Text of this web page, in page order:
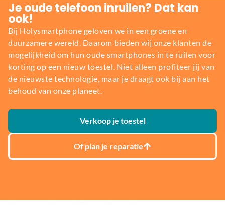
Je oude telefoon inruilen? Dat kan
ook!
Bij Holysmartphone geloven we in een groene en
duurzamere wereld. Daarom bieden wij onze klanten de
mogelijkheid om hun oude smartphones in te ruilen voor
korting op een nieuw toestel. Niet alleen profiteer jij van
de nieuwste technologie, maar je draagt ook bij aan het
behoud van onze planeet.
Verkoop je toestel
Of plan je reparatie